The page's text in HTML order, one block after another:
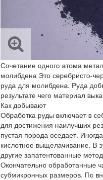
Сочетание одного атома
молибдена Это серебристо-
руда для молибдена. Руда
результате чего материал
Как добывают
Обработка руды включает в
для достижения наилучших
пустая порода оседает.
кислотное выщелачивание. В
другие запатентованные
Окончательно обработанные
субмикронных размеров. По